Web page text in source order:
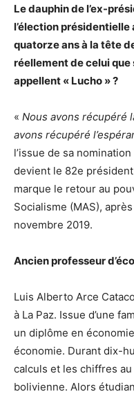
Le dauphin de l’ex-
l’élection présidentielle
quatorze ans à la tête
réellement de celui
appellent « Lucho » ?
« Nous avons récupéré
avons récupéré
l’issue de sa
devient le 82e
marque le retour au
Socialisme (MAS),
novembre 2019.
Ancien professeur
Luis Alberto Arce
à La Paz. Issue d’une
un diplôme en
économie. Durant dix-
calculs et les chiffres
bolivienne. Alors